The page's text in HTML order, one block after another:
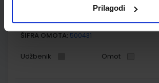
Prilagodi
CIJENA: 12,33 €
ŠIFRA OMOTA: 500431
Udžbenik Omot